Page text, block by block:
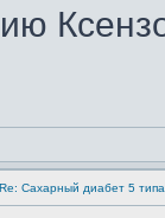
Re: Сахарный диабет 5 типа